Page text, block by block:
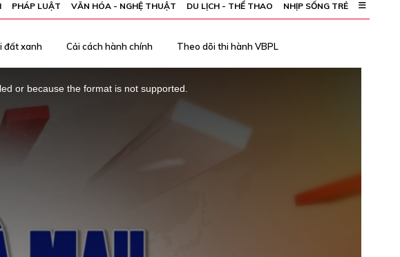
PHÁP LUẬT VĂN HÓA - NGHỆ THUẬT DU LỊCH - THỂ THAO NHỊP SỐNG TRẺ
đất xanh Cải cách hành chính Theo dõi thi hành VBPL
or because the format is not supported.